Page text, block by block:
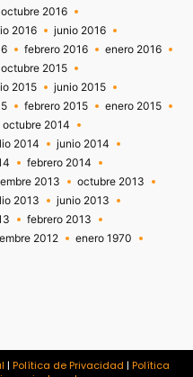
octubre 2016
2016
junio 2016
febrero 2016
enero 2016
octubre 2015
2015
junio 2015
febrero 2015
enero 2015
octubre 2014
2014
junio 2014
febrero 2014
2013
octubre 2013
2013
junio 2013
febrero 2013
2012
enero 1970
| Política de Privacidad | Política